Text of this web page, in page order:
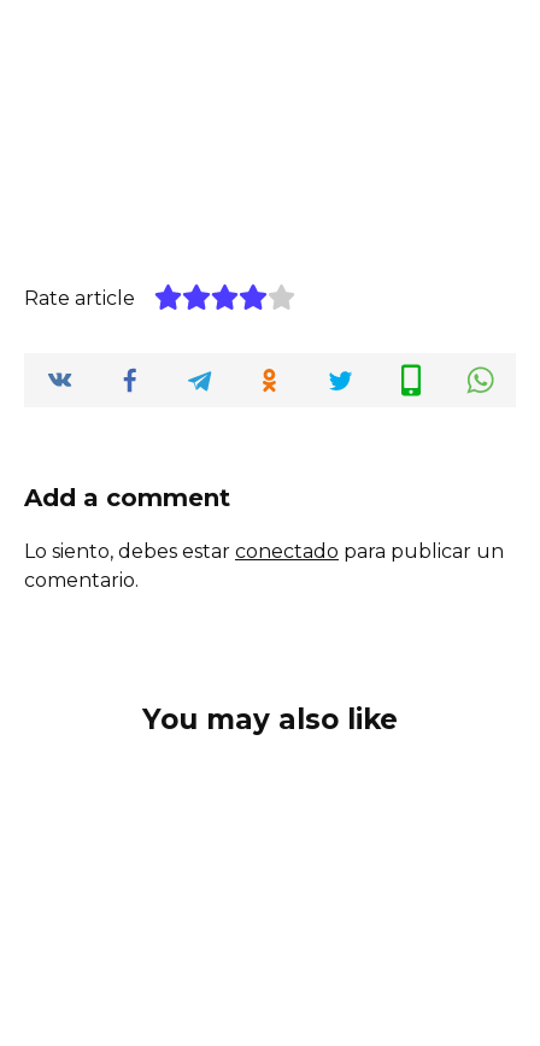
Rate article
Add a comment
Lo siento, debes estar conectado para publicar un
comentario.
You may also like